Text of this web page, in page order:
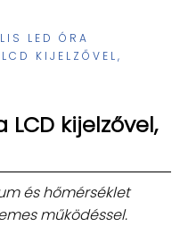
LED ÓRA
KIJELZŐVEL,
kijelzővel,
és hőmérséklet
működéssel.